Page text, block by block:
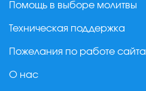
Помощь в выборе молитвы
Техническая поддержка
Пожелания по работе сайта
О нас